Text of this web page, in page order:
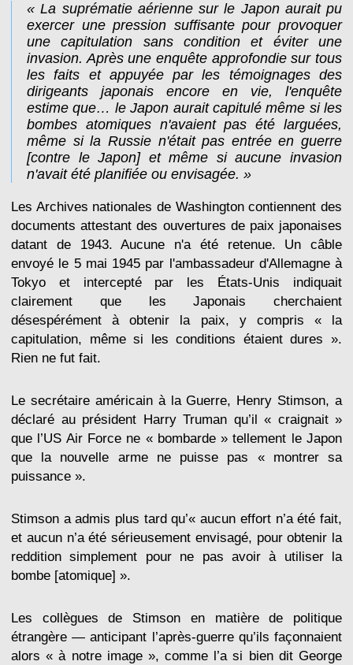
« La suprématie aérienne sur le Japon aurait pu
exercer une pression suffisante pour provoquer
une capitulation sans condition et éviter une
invasion. Après une enquête approfondie sur tous
les faits et appuyée par les témoignages des
dirigeants japonais encore en vie, l'enquête
estime que… le Japon aurait capitulé même si les
bombes atomiques n'avaient pas été larguées,
même si la Russie n'était pas entrée en guerre
[contre le Japon] et même si aucune invasion
n'avait été planifiée ou envisagée. »
Les Archives nationales de Washington contiennent des
documents attestant des ouvertures de paix japonaises
datant de 1943. Aucune n'a été retenue. Un câble
envoyé le 5 mai 1945 par l'ambassadeur d'Allemagne à
Tokyo et intercepté par les États-Unis indiquait
clairement que les Japonais cherchaient
désespérément à obtenir la paix, y compris « la
capitulation, même si les conditions étaient dures ».
Rien ne fut fait.
Le secrétaire américain à la Guerre, Henry Stimson, a
déclaré au président Harry Truman qu’il « craignait »
que l’US Air Force ne « bombarde » tellement le Japon
que la nouvelle arme ne puisse pas « montrer sa
puissance ».
Stimson a admis plus tard qu’« aucun effort n’a été fait,
et aucun n’a été sérieusement envisagé, pour obtenir la
reddition simplement pour ne pas avoir à utiliser la
bombe [atomique] ».
Les collègues de Stimson en matière de politique
étrangère — anticipant l’après-guerre qu’ils façonnaient
alors « à notre image », comme l’a si bien dit George